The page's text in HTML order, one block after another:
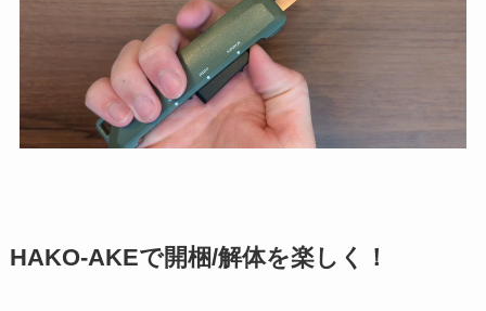
HAKO-AKEで開梱/解体を楽しく！